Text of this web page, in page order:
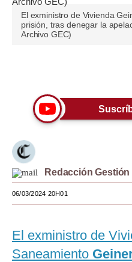
Plus G
Opinión
Tendencias
Lujo
Viajes
Moda
El exministro de Vivienda
prisión, tras denegar la
Archivo GEC)
Redacción Gestión
06/03/2024 20H01
El exministro de
Saneamiento